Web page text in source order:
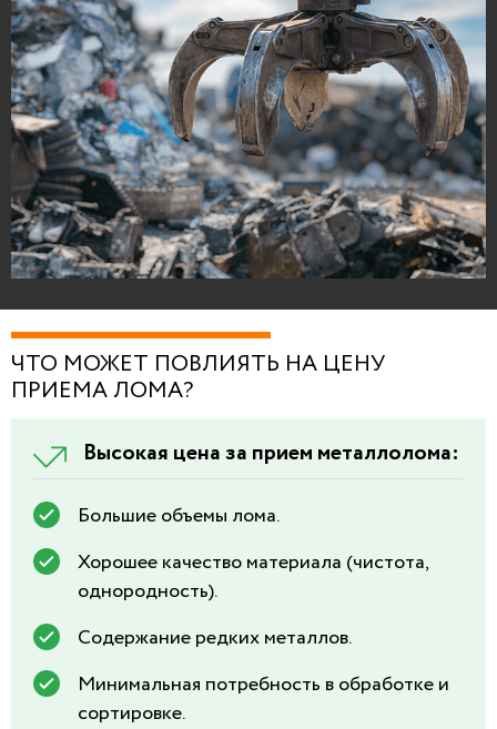
ЧТО МОЖЕТ ПОВЛИЯТЬ НА ЦЕНУ
ПРИЕМА ЛОМА?
Высокая цена за прием металлолома:
Большие объемы лома.
Хорошее качество материала (чистота,
однородность).
Содержание редких металлов.
Минимальная потребность в обработке и
сортировке.